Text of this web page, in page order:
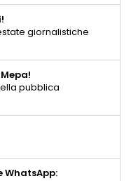
giornalistiche
pubblica
WhatsApp: